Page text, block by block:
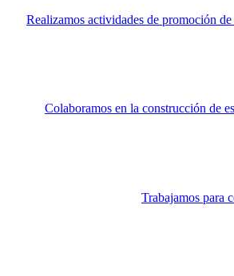
Realizamos actividades de promoción
Colaboramos en la construcción de
Trabajamos para